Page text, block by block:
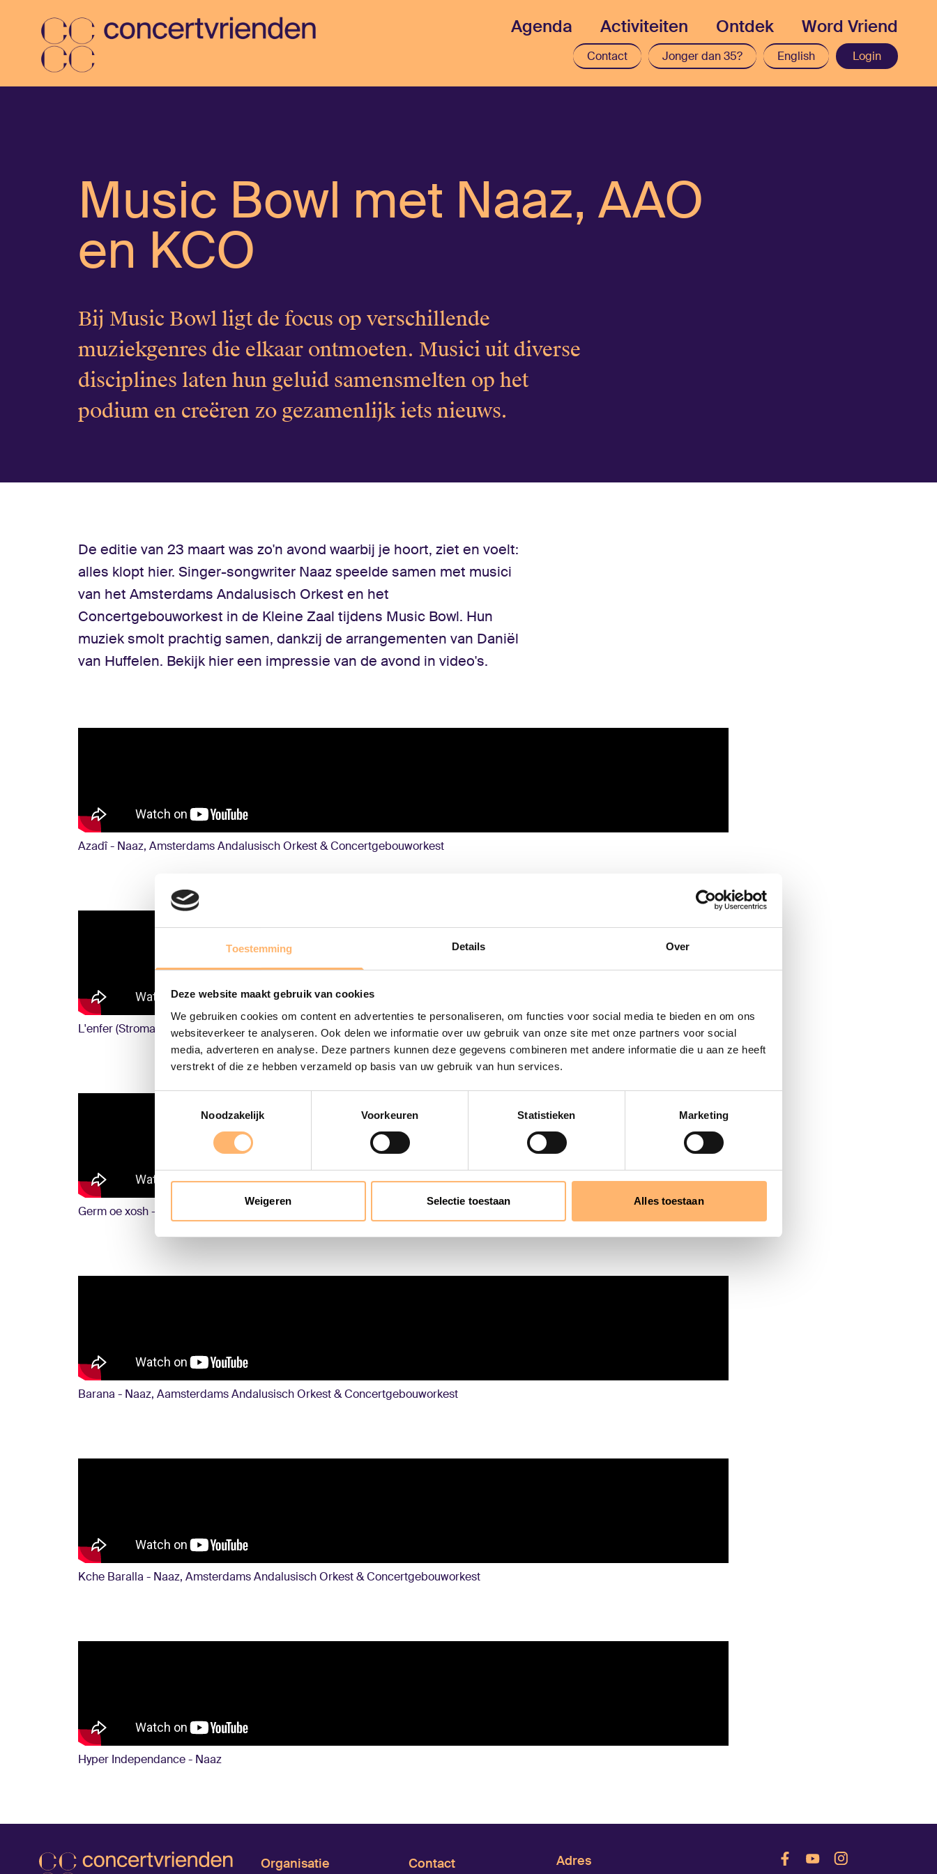
Toestemming Details Over
Deze website maakt gebruik van cookies
We gebruiken cookies om content en advertenties te personaliseren, om functies voor social media te bieden en om ons
websiteverkeer te analyseren. Ook delen we informatie over uw gebruik van onze site met onze partners voor social
media, adverteren en analyse. Deze partners kunnen deze gegevens combineren met andere informatie die u aan ze heeft
verstrekt of die ze hebben verzameld op basis van uw gebruik van hun services.
Noodzakelijk
Voorkeuren Statistieken Marketing
Weigeren Selectie toestaan Alles toestaan
Agenda Activiteiten Ontdek Word Vriend
Contact Jonger dan 35? English Login
Music Bowl met Naaz, AAO
en KCO
Bij Music Bowl ligt de focus op verschillende
muziekgenres die elkaar ontmoeten. Musici uit diverse
disciplines laten hun geluid samensmelten op het
podium en creëren zo gezamenlijk iets nieuws.
De editie van 23 maart was zo'n avond waarbij je hoort, ziet en voelt:
alles klopt hier. Singer-songwriter Naaz speelde samen met musici
van het Amsterdams Andalusisch Orkest en het
Concertgebouworkest in de Kleine Zaal tijdens Music Bowl. Hun
muziek smolt prachtig samen, dankzij de arrangementen van Daniël
van Huffelen. Bekijk hier een impressie van de avond in video's.
Azadî - Naaz, Amsterdams Andalusisch Orkest & Concertgebouworkest
L'enfer (Stromae cover) - Naaz & Amsterdams Andalusisch Orkest
Germ oe xosh - Naaz
Barana - Naaz, Aamsterdams Andalusisch Orkest & Concertgebouworkest
Kche Baralla - Naaz, Amsterdams Andalusisch Orkest & Concertgebouworkest
Hyper Independance - Naaz
Organisatie Contact Adres